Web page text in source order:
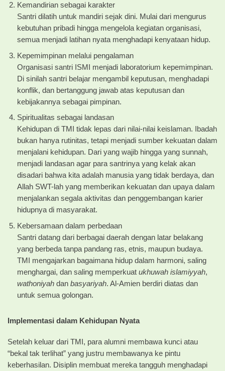
Kemandirian sebagai karakter
Santri dilatih untuk mandiri sejak dini. Mulai dari mengurus
kebutuhan pribadi hingga mengelola kegiatan organisasi,
semua menjadi latihan nyata menghadapi kenyataan hidup.
Kepemimpinan melalui pengalaman
Organisasi santri ISMI menjadi laboratorium kepemimpinan.
Di sinilah santri belajar mengambil keputusan, menghadapi
konflik, dan bertanggung jawab atas keputusan dan
kebijakannya sebagai pimpinan.
Spiritualitas sebagai landasan
Kehidupan di TMI tidak lepas dari nilai-nilai keislaman. Ibadah
bukan hanya rutinitas, tetapi menjadi sumber kekuatan dalam
menjalani kehidupan. Dari yang wajib hingga yang sunnah,
menjadi landasan agar para santrinya yang kelak akan
disadari bahwa kita adalah manusia yang tidak berdaya, dan
Allah SWT-lah yang memberikan kekuatan dan upaya dalam
menjalankan segala aktivitas dan penggembangan karier
hidupnya di masyarakat.
Kebersamaan dalam perbedaan
Santri datang dari berbagai daerah dengan latar belakang
yang berbeda tanpa pandang ras, etnis, maupun budaya.
TMI mengajarkan bagaimana hidup dalam harmoni, saling
menghargai, dan saling memperkuat ukhuwah islamiyyah,
wathoniyah dan basyariyah. Al-Amien berdiri diatas dan
untuk semua golongan.
Implementasi dalam Kehidupan Nyata
Setelah keluar dari TMI, para alumni membawa kunci atau
“bekal tak terlihat” yang justru membawanya ke pintu
keberhasilan. Disiplin membuat mereka tangguh menghadapi